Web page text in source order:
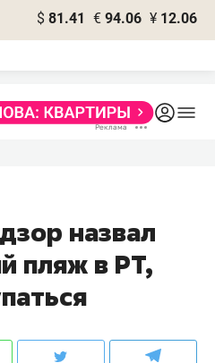
$ 81.41 € 94.06 ¥ 12.06
назвал
пляж в РТ,